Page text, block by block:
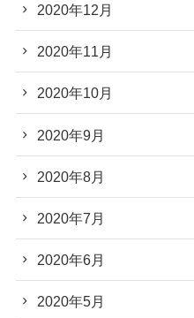
2020年12月
2020年11月
2020年10月
2020年9月
2020年8月
2020年7月
2020年6月
2020年5月